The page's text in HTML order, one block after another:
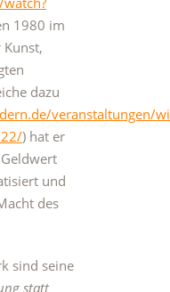
1980 im
dazu
veranstaltungen/
) hat er
und
des
sind seine
statt